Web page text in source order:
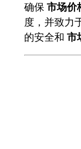
确保 市场价
度，并致力
的安全和 市